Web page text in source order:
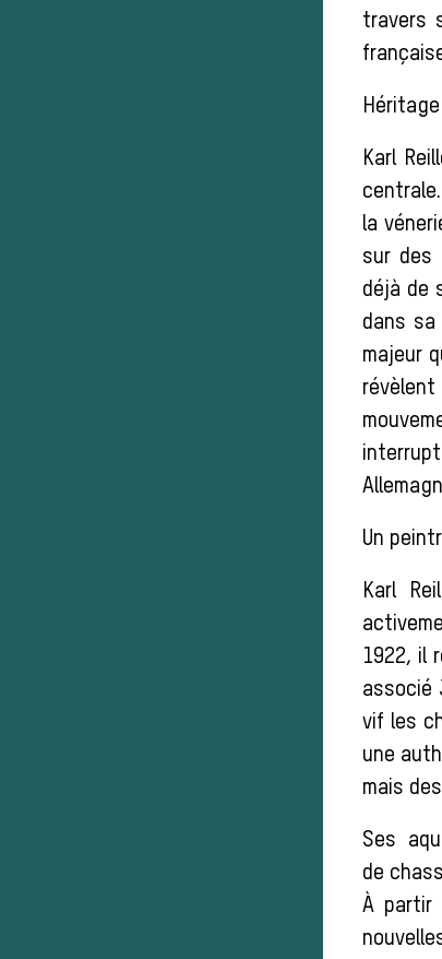
travers
Karl
la
sur des
déjà de
dans sa
majeur
Un
Karl
1922, il
associé
vif les
une
mais
Ses
de
À partir